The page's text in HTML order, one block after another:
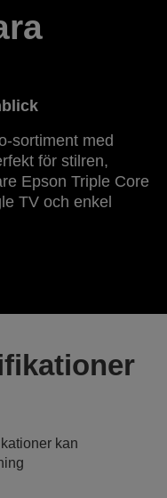
sortiment med
för stilren,
Epson Triple Core
TV och enkel
kan